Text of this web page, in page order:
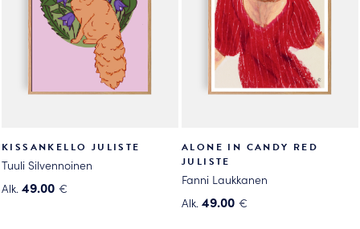
valinnat
tuotteen
valinnat
tuotteen
sivulla.
KISSANKELLO JULISTE
Tuuli Silvennoinen
Alk. 49.00 €
ALONE IN CANDY RED
JULISTE
Fanni Laukkanen
Alk. 49.00 €